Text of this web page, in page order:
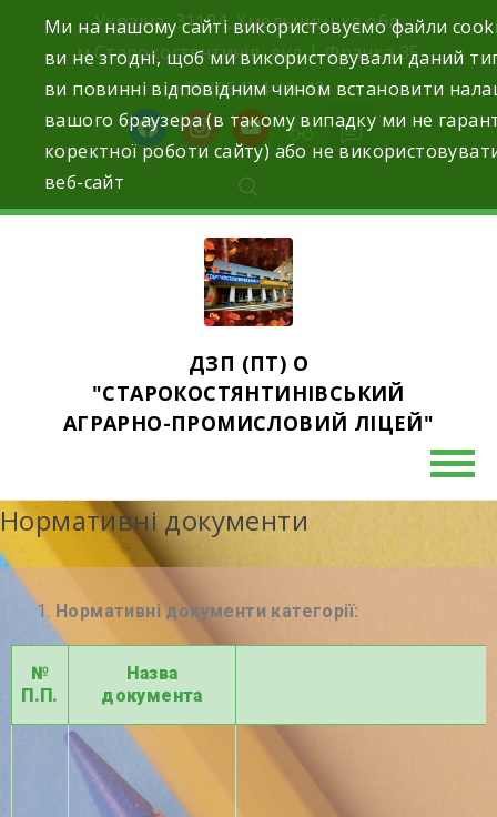
Україна, 31104, Хмельницька обл.
м.Старокостянтинів вул. І. Франка,35
+38 (054) 4-10-42
ДЗП (ПТ) О
"СТАРОКОСТЯНТИНІВСЬКИЙ
АГРАРНО-ПРОМИСЛОВИЙ ЛІЦЕЙ"
Нормативні документи
Нормативні документи категорії:
№
П.П.
Назва
документа
Ми на нашому сайті використовуємо файли
ви не згодні, щоб ми використовували даний
ви повинні відповідним чином встановити
вашого браузера (в такому випадку ми не
коректної роботи сайту) або не
веб-сайт